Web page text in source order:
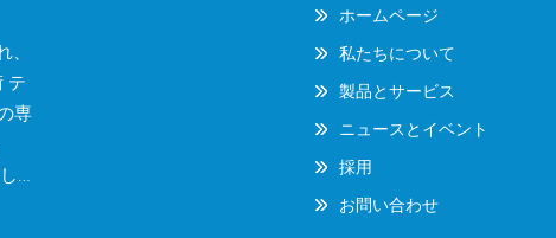
テ
専
い
ホームページ
私たちについて
製品とサービス
ニュースとイベント
採用
お問い合わせ